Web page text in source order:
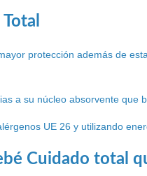
protección además de
a su núcleo absorvente
UE 26 y utilizando
Cuidado total